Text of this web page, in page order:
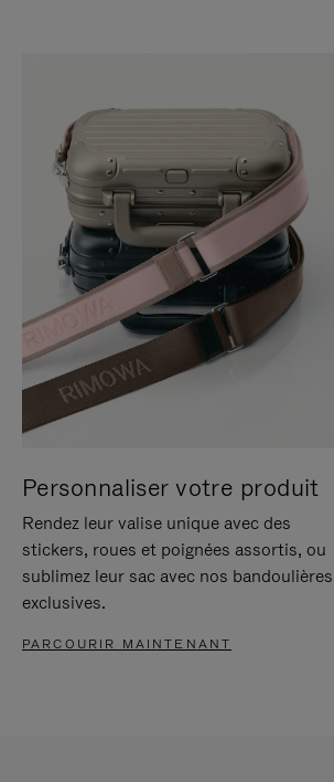
Personnaliser votre produit
Rendez leur valise unique avec des
stickers, roues et poignées assortis, ou
sublimez leur sac avec nos bandoulières
exclusives.
PARCOURIR MAINTENANT